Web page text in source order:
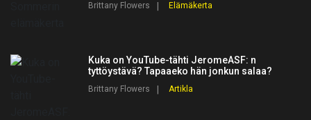
Brittany Flowers Elämäkerta
Kuka on YouTube-tähti JeromeASF: n
tyttöystävä? Tapaaeko hän jonkun salaa?
Brittany Flowers Artikla